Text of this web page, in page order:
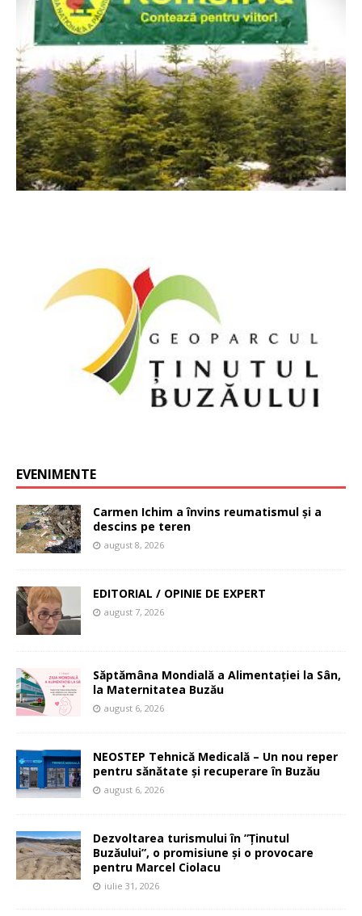
EVENIMENTE
Carmen Ichim a învins reumatismul și a
descins pe teren
august 8, 2026
EDITORIAL / OPINIE DE EXPERT
august 7, 2026
Săptămâna Mondială a Alimentației la Sân,
la Maternitatea Buzău
august 6, 2026
NEOSTEP Tehnică Medicală – Un nou reper
pentru sănătate și recuperare în Buzău
august 6, 2026
Dezvoltarea turismului în ”Ținutul
Buzăului”, o promisiune și o provocare
pentru Marcel Ciolacu
iulie 31, 2026